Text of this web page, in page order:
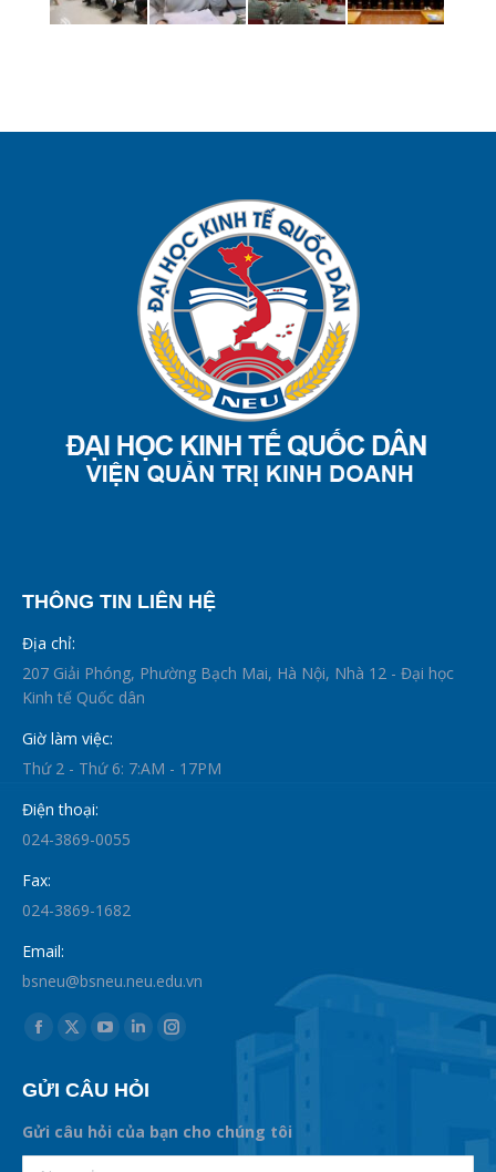
THÔNG TIN LIÊN HỆ
Địa chỉ:
207 Giải Phóng, Phường Bạch Mai, Hà Nội, Nhà 12 - Đại học
Kinh tế Quốc dân
Giờ làm việc:
Thứ 2 - Thứ 6: 7:AM - 17PM
Điện thoại:
024-3869-0055
Fax:
024-3869-1682
Email:
bsneu@bsneu.neu.edu.vn
Find us on:
Facebook
opens
in
new
X
opens
in
new
YouTube
opens
in
new
Linkedin
opens
in
new
Instagram
in
new
GỬI CÂU HỎI
Gửi câu hỏi của bạn cho chúng tôi
supertotobet
Name *